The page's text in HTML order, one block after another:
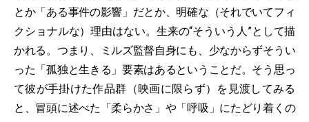
とか「ある事件の影響」だとか、明確な（それでいてフィ
クショナルな）理由はない。生来の“そういう人”として描
かれる。つまり、ミルズ監督自身にも、少なからずそうい
った「孤独と生きる」要素はあるということだ。そう思っ
て彼が手掛けた作品群（映画に限らず）を見渡してみる
と、冒頭に述べた「柔らかさ」や「呼吸」にたどり着くの